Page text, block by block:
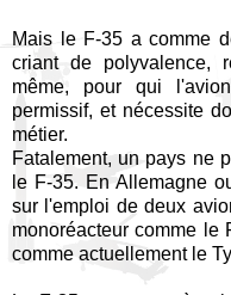
Mais le F-35 a comme
criant de polyvalence,
même, pour qui
permissif, et nécessite
métier.
Fatalement, un pays ne
le F-35. En Allemagne
sur l'emploi de deux
monoréacteur comme le
comme actuellement le